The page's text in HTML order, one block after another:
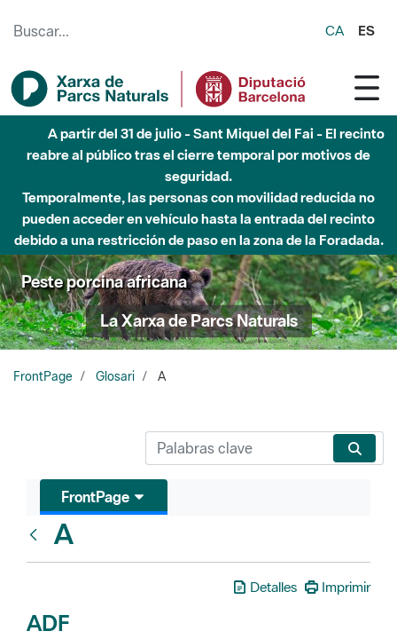
CA ES
A partir del 31 de julio - Sant Miquel del Fai - El recinto
reabre al público tras el cierre temporal por motivos de
seguridad.
Temporalmente, las personas con movilidad reducida no
pueden acceder en vehículo hasta la entrada del recinto
debido a una restricción de paso en la zona de la Foradada.
Peste porcina africana
La Xarxa de Parcs Naturals
FrontPage Glosari A
FrontPage
A
Detalles Imprimir
ADF